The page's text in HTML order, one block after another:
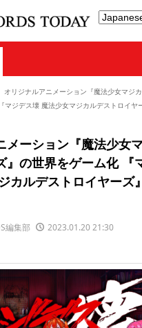
オリジナルアニメーション『魔法少女マジ
マジデス壊 魔法少女マジカルデストロイヤ
メーション『魔法少女
』の世界をゲーム化 『
カルデストロイヤーズ
編集部 2023.01.20 21:30